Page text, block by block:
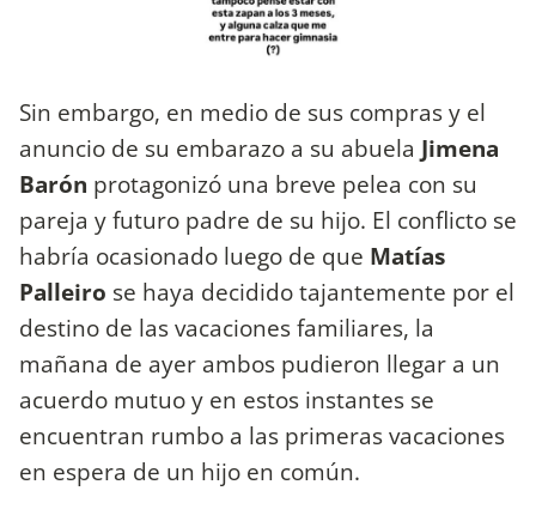
Sin embargo, en medio de sus compras y el
anuncio de su embarazo a su abuela Jimena
Barón protagonizó una breve pelea con su
pareja y futuro padre de su hijo. El conflicto se
habría ocasionado luego de que Matías
Palleiro se haya decidido tajantemente por el
destino de las vacaciones familiares, la
mañana de ayer ambos pudieron llegar a un
acuerdo mutuo y en estos instantes se
encuentran rumbo a las primeras vacaciones
en espera de un hijo en común.